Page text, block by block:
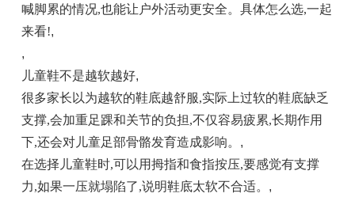
喊脚累的情况,也能让户外活动更安全。具体怎么选,一起
来看!,
,
儿童鞋不是越软越好,
很多家长以为越软的鞋底越舒服,实际上过软的鞋底缺乏
支撑,会加重足踝和关节的负担,不仅容易疲累,长期作用
下,还会对儿童足部骨骼发育造成影响。 ,
在选择儿童鞋时,可以用拇指和食指按压,要感觉有支撑
力,如果一压就塌陷了,说明鞋底太软不合适。 ,